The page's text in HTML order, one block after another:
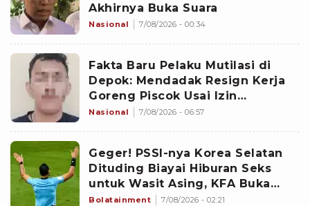
Akhirnya Buka Suara
Nasional 7/08/2026 - 00:34
Fakta Baru Pelaku Mutilasi di
Depok: Mendadak Resign Kerja
Goreng Piscok Usai Izin
Interview di Mal
Nasional 7/08/2026 - 06:57
Geger! PSSI-nya Korea Selatan
Dituding Biayai Hiburan Seks
untuk Wasit Asing, KFA Buka
Suara
Bolatainment 7/08/2026 - 02:21